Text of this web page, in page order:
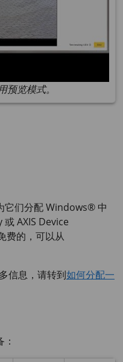
预览模式。
它们分配 Windows® 中
或AXIS Device
费的，可以从
信息，请转到如何分配一